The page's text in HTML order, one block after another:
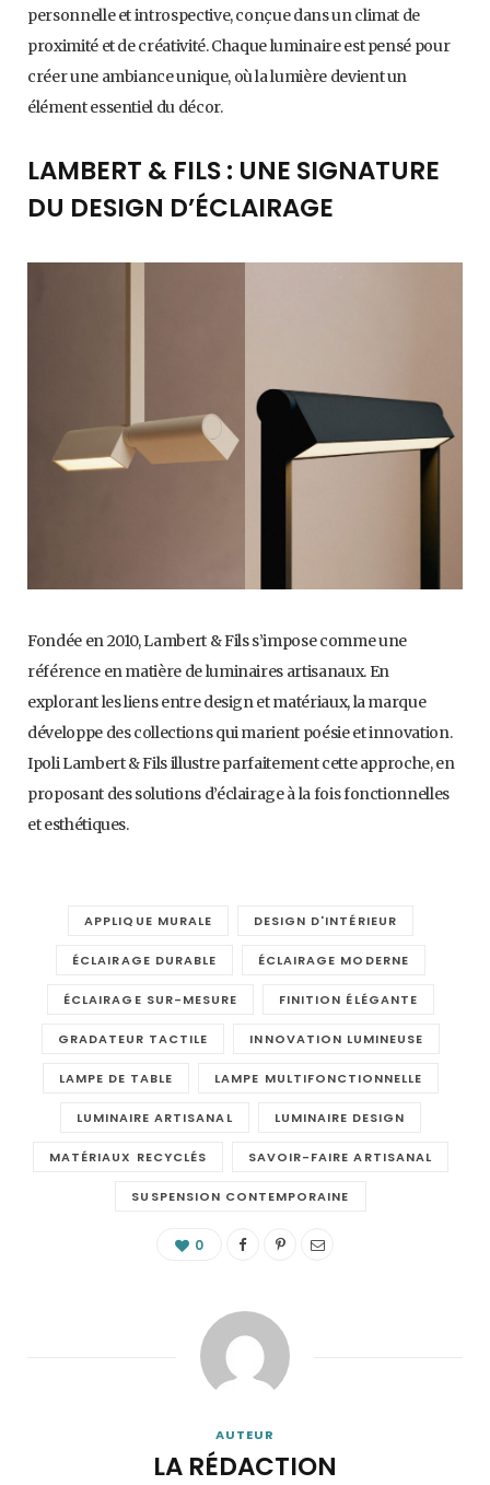
personnelle et introspective, conçue dans un climat de
proximité et de créativité. Chaque luminaire est pensé pour
créer une ambiance unique, où la lumière devient un
élément essentiel du décor.
LAMBERT & FILS : UNE SIGNATURE
DU DESIGN D’ÉCLAIRAGE
Fondée en 2010, Lambert & Fils s’impose comme une
référence en matière de luminaires artisanaux. En
explorant les liens entre design et matériaux, la marque
développe des collections qui marient poésie et innovation.
Ipoli Lambert & Fils illustre parfaitement cette approche, en
proposant des solutions d’éclairage à la fois fonctionnelles
et esthétiques.
APPLIQUE MURALE DESIGN D'INTÉRIEUR
ÉCLAIRAGE DURABLE ÉCLAIRAGE MODERNE
ÉCLAIRAGE SUR-MESURE FINITION ÉLÉGANTE
GRADATEUR TACTILE INNOVATION LUMINEUSE
LAMPE DE TABLE LAMPE MULTIFONCTIONNELLE
LUMINAIRE ARTISANAL LUMINAIRE DESIGN
MATÉRIAUX RECYCLÉS SAVOIR-FAIRE ARTISANAL
SUSPENSION CONTEMPORAINE
0
AUTEUR
LA RÉDACTION